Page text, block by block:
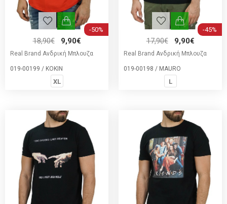
-50%
18,90€ 9,90€
Real Brand Ανδρική Μπλουζα
019-00199 / ΚΟΚΙΝ
XL
-45%
17,90€ 9,90€
Real Brand Ανδρική Μπλουζα
019-00198 / MAURO
L